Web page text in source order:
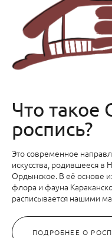
Что такое
роспись?
Это современное
искусства, родившееся в
Ордынское. В её основе
флора и фауна
расписывается нашими
ПОДРОБНЕЕ О